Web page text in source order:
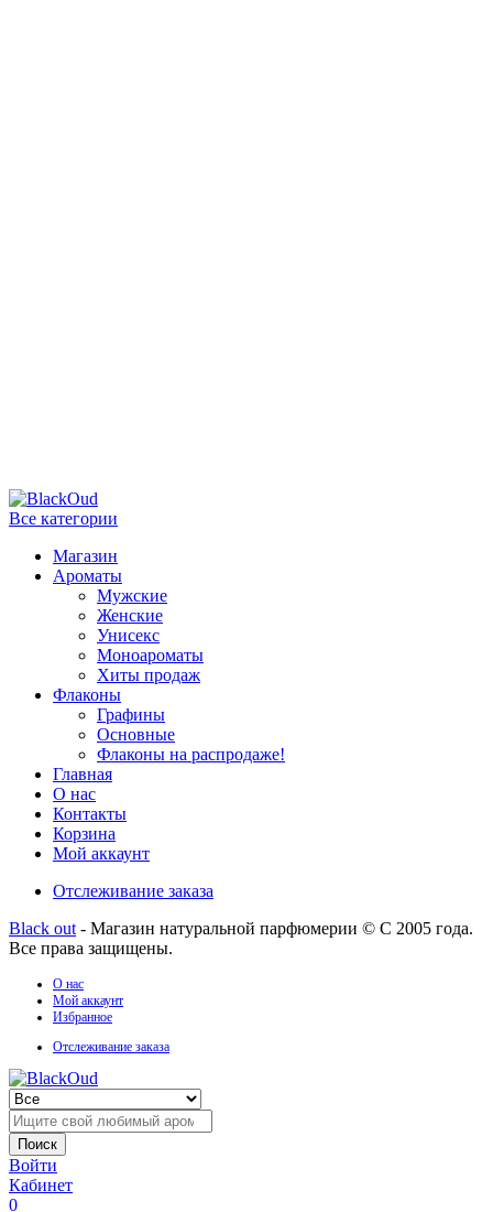
Все категории
Магазин
Ароматы
Мужские
Женские
Унисекс
Моноароматы
Хиты продаж
Флаконы
Графины
Основные
Флаконы на распродаже!
Главная
О нас
Контакты
Корзина
Мой аккаунт
Отслеживание заказа
Black out - Магазин натуральной парфюмерии © С 2005 года.
Все права защищены.
О нас
Мой аккаунт
Избранное
Отслеживание заказа
Поиск
Войти
Кабинет
0